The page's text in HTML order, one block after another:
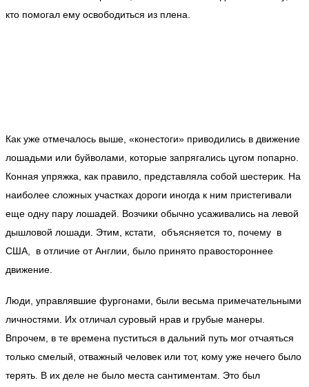
кто помогал ему освободиться из плена.
Как уже отмечалось выше, «конестоги» приводились в движение
лошадьми или буйволами, которые запрягались цугом попарно.
Конная упряжка, как правило, представляла собой шестерик. На
наиболее сложных участках дороги иногда к ним пристегивали
еще одну пару лошадей. Возчики обычно усаживались на левой
дышловой лошади. Этим, кстати, объясняется то, почему в
США, в отличие от Англии, было принято правостороннее
движение.
Люди, управлявшие фургонами, были весьма примечательными
личностями. Их отличал суровый нрав и грубые манеры.
Впрочем, в те времена пуститься в дальний путь мог отчаяться
только смелый, отважный человек или тот, кому уже нечего было
терять. В их деле не было места сантиментам. Это был